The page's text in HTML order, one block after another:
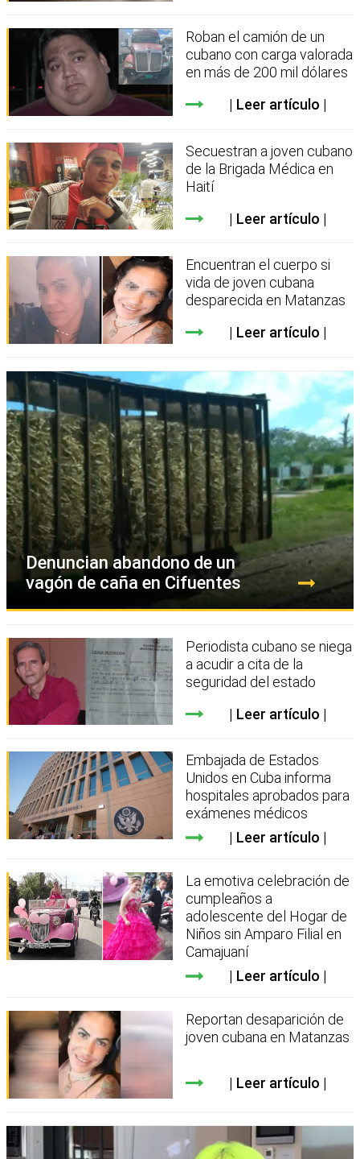
Roban el camión de un
cubano con carga valorada
en más de 200 mil dólares
Leer artículo
Secuestran a joven cubano
de la Brigada Médica en
Haití
Leer artículo
Encuentran el cuerpo si
vida de joven cubana
desparecida en Matanzas
Leer artículo
Denuncian abandono de un
vagón de caña en Cifuentes
Periodista cubano se niega
a acudir a cita de la
seguridad del estado
Leer artículo
Embajada de Estados
Unidos en Cuba informa
hospitales aprobados para
exámenes médicos
Leer artículo
La emotiva celebración de
cumpleaños a
adolescente del Hogar de
Niños sin Amparo Filial en
Camajuaní
Leer artículo
Reportan desaparición de
joven cubana en Matanzas
Leer artículo